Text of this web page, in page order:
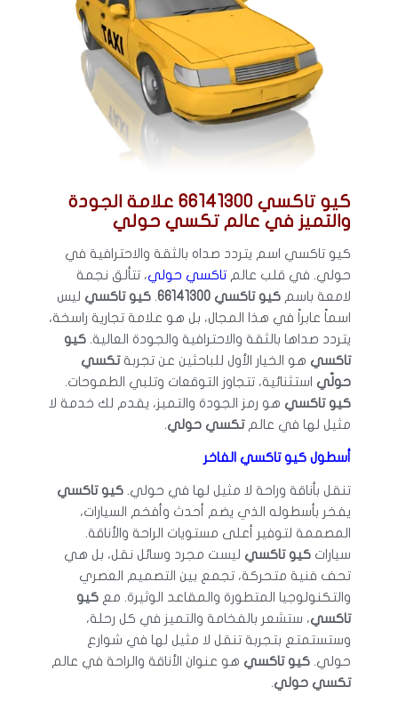
كيو تاكسي 66141300 علامة الجودة
والتميز في عالم تكسي حولي
كيو تاكسي اسم يتردد صداه بالثقة والاحترافية في
حولي. في قلب عالم تاكسي حولي، تتألق نجمة
لامعة باسم كيو تاكسي 66141300 . كيو تاكسي ليس
اسماً عابراً في هذا المجال، بل هو علامة تجارية راسخة،
يتردد صداها بالثقة والاحترافية والجودة العالية. كيو
تاكسي هو الخيار الأول للباحثين عن تجربةتكسي
حولّي استثنائية، تتجاوز التوقعات وتلبي الطموحات.
كيو تاكسي هو رمز الجودة والتميز، يقدم لك خدمة لا
مثيل لها في عالمتكسي حولي.
أسطول كيو تاكسي الفاخر
تنقل بأناقة وراحة لا مثيل لها في حولي. كيو تاكسي
يفخر بأسطوله الذي يضم أحدث وأفخم السيارات،
المصممة لتوفير أعلى مستويات الراحة والأناقة.
سيارات كيو تاكسي ليست مجرد وسائل نقل، بل هي
تحف فنية متحركة، تجمع بين التصميم العصري
والتكنولوجيا المتطورة والمقاعد الوثيرة. مع كيو
تاكسي، ستشعر بالفخامة والتميز في كل رحلة،
وستستمتع بتجربة تنقل لا مثيل لها في شوارع
حولي. كيو تاكسي هو عنوان الأناقة والراحة في عالم
تكسي حولي.